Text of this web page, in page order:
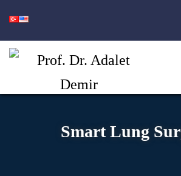
Smart Lung